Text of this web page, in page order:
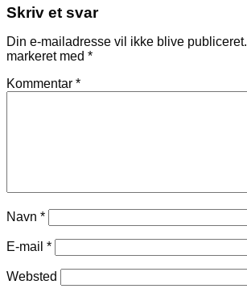
Skriv et svar
Din e-mailadresse vil ikke blive publiceret.
markeret med *
Kommentar *
Navn *
E-mail *
Websted